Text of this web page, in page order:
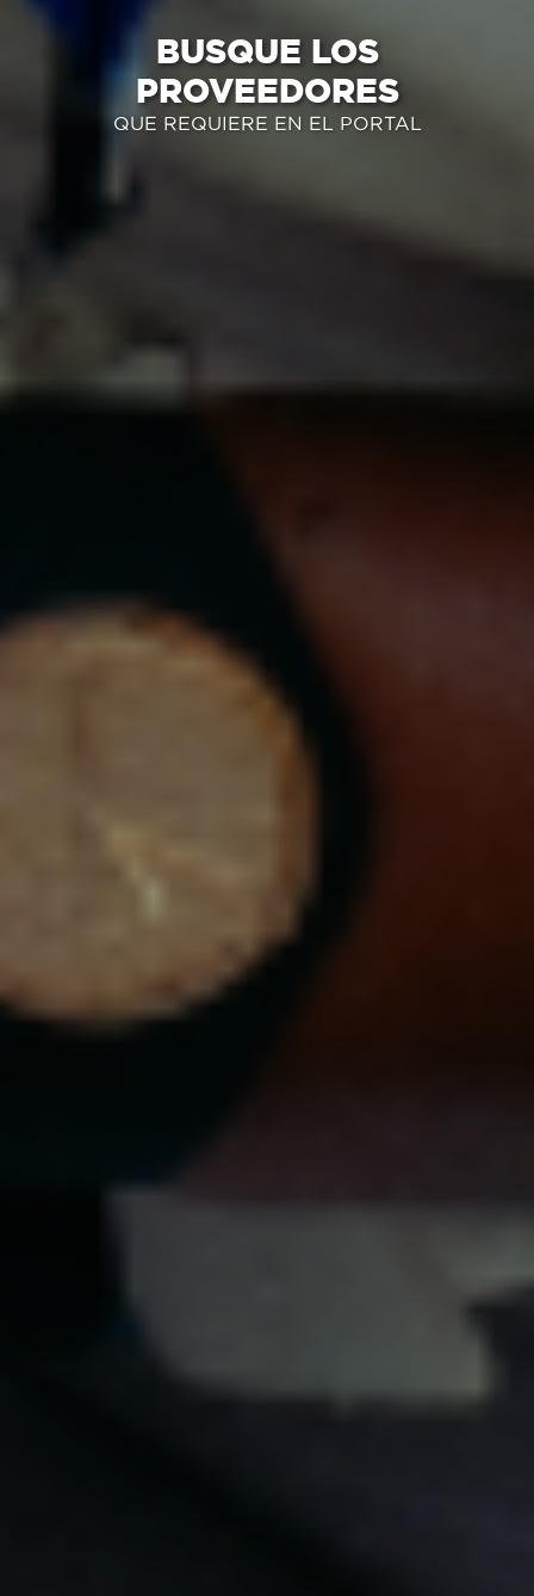
BUSQUE LOS
PROVEEDORES
QUE REQUIERE EN EL PORTAL